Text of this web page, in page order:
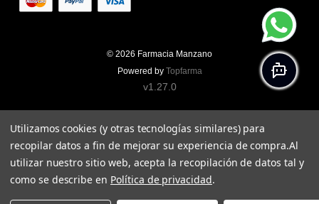
© 2026 Farmacia Manzano
Powered by Topfarma
v1.27.0
Utilizamos cookies (y otras tecnologías similares) para
recopilar datos a fin de mejorar su experiencia de compra.Al
utilizar nuestro sitio web, acepta la recopilación de datos tal y
como se describe en Política de privacidad.